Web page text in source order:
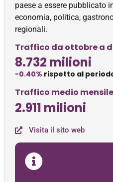
paese a essere pubblicato
economia, politica,
regionali.
Traffico da ottobre a
8.732 milioni
-0.40% rispetto al
Traffico medio mensile
2.911 milioni
Visita il sito web